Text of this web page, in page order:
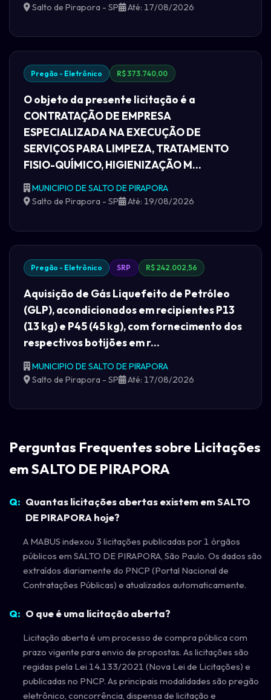
Salto de Pirapora - SP
Até: 17/08/2026
Pregão - Eletrônico R$ 373.740,00
O objeto da presente licitação é a
CONTRATAÇÃO DE EMPRESA
ESPECIALIZADA NA EXECUÇÃO DE
SERVIÇOS PARA LIMPEZA, TRATAMENTO
FISIO-QUÍMICO, HIGIENIZAÇÃO M...
MUNICIPIO DE SALTO DE PIRAPORA
Salto de Pirapora - SP
Até: 19/08/2026
Pregão - Eletrônico SRP R$ 242.002,56
Aquisição de Gás Liquefeito de Petróleo
(GLP), acondicionados em recipientes P13
(13 kg) e P45 (45 kg), com fornecimento dos
respectivos botijões em r...
MUNICIPIO DE SALTO DE PIRAPORA
Salto de Pirapora - SP
Até: 17/08/2026
Perguntas Frequentes sobre Licitações
em SALTO DE PIRAPORA
Quantas licitações abertas existem em SALTO
DE PIRAPORA hoje?
A MABUS indexou 3 licitações publicadas por 1 órgãos
públicos em SALTO DE PIRAPORA, São Paulo. Os dados são
extraídos diariamente do PNCP (Portal Nacional de
Contratações Públicas) e atualizados automaticamente.
O que é uma licitação aberta?
Licitação aberta é um processo de compra pública com
prazo vigente para envio de propostas. As licitações são
regidas pela Lei 14.133/2021 (Nova Lei de Licitações) e
publicadas no PNCP. As principais modalidades são pregão
eletrônico, concorrência, dispensa de licitação e